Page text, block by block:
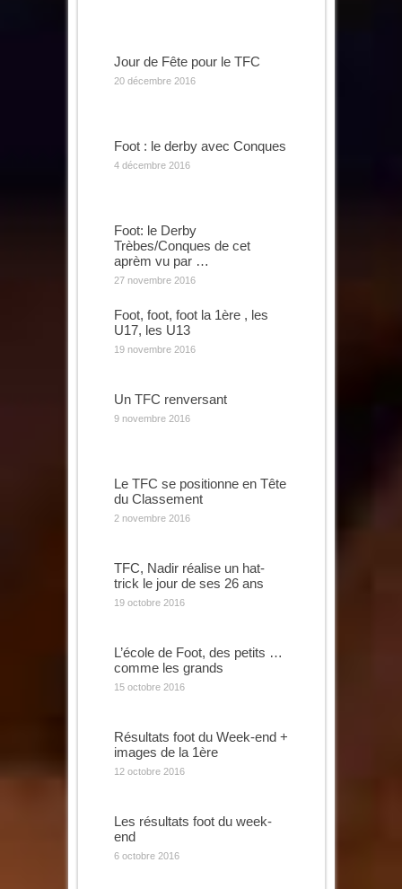
Jour de Fête pour le TFC
20 décembre 2016
Foot : le derby avec Conques
4 décembre 2016
Foot: le Derby
Trèbes/Conques de cet
aprèm vu par …
27 novembre 2016
Foot, foot, foot la 1ère , les
U17, les U13
19 novembre 2016
Un TFC renversant
9 novembre 2016
Le TFC se positionne en Tête
du Classement
2 novembre 2016
TFC, Nadir réalise un hat-
trick le jour de ses 26 ans
19 octobre 2016
L’école de Foot, des petits …
comme les grands
15 octobre 2016
Résultats foot du Week-end +
images de la 1ère
12 octobre 2016
Les résultats foot du week-
end
6 octobre 2016